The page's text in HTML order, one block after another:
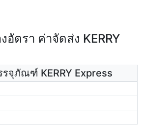
อัตรา ค่าจัดส่ง KERRY
รจุภัณฑ์ KERRY Express